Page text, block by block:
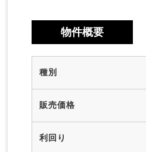
物件概要
種別
販売価格
利回り